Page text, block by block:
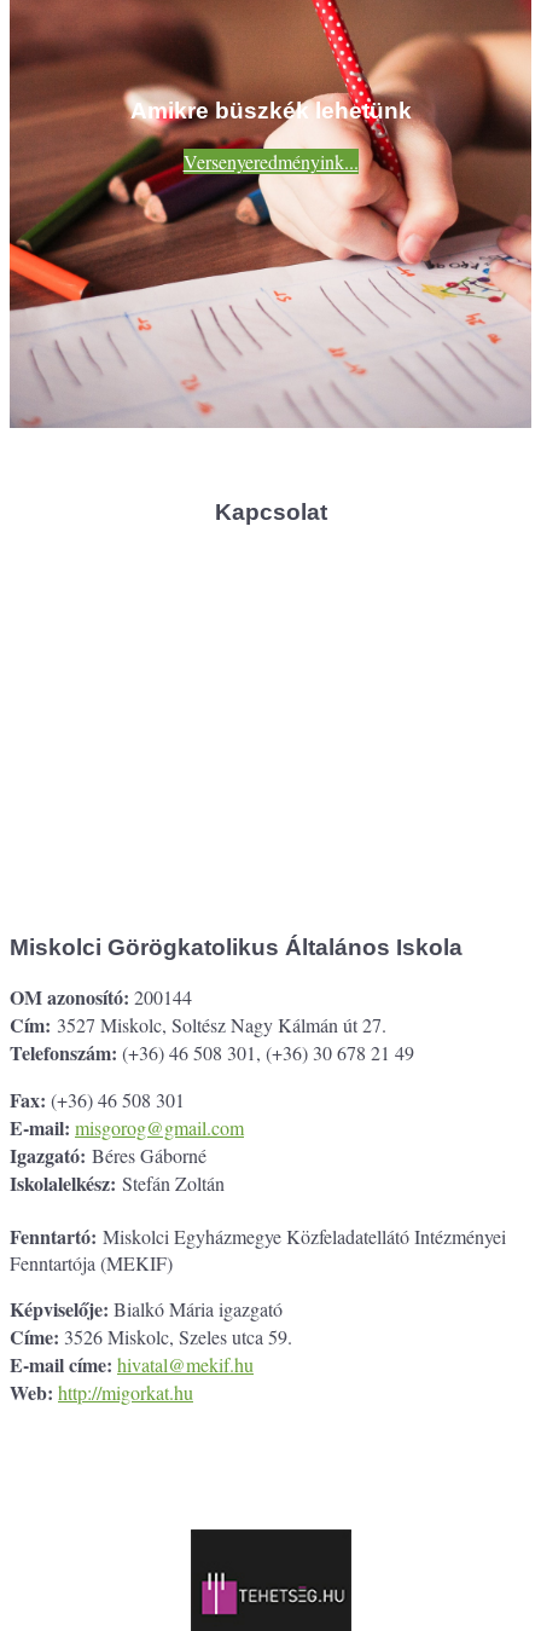
Amikre büszkék lehetünk
Versenyeredményink...
Kapcsolat
Miskolci Görögkatolikus Általános Iskola
OM azonosító: 200144
Cím: 3527 Miskolc, Soltész Nagy Kálmán út 27.
Telefonszám: (+36) 46 508 301, (+36) 30 678 21 49
Fax: (+36) 46 508 301
E-mail: misgorog@gmail.com
Igazgató: Béres Gáborné
Iskolalelkész: Stefán Zoltán
Fenntartó: Miskolci Egyházmegye Közfeladatellátó Intézményei
Fenntartója (MEKIF)
Képviselője: Bialkó Mária igazgató
Címe: 3526 Miskolc, Szeles utca 59.
E-mail címe: hivatal@mekif.hu
Web: http://migorkat.hu